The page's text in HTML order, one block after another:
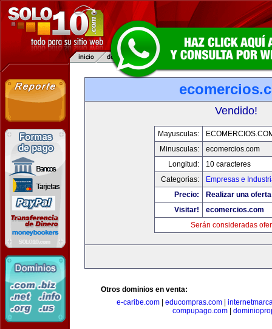
Vendido!
Mayusculas:
Minusculas:
ecomercios.com
Longitud:
10 caracteres
Categorias:
Empresas e
Precio:
Realizar una
Visitar!
ecomercios.com
Serán consideradas
Otros dominios en venta:
e-caribe.com| educompras.com|
compupago.com|